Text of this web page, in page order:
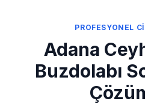
PROFESYONEL
Adana
Buzdolabı